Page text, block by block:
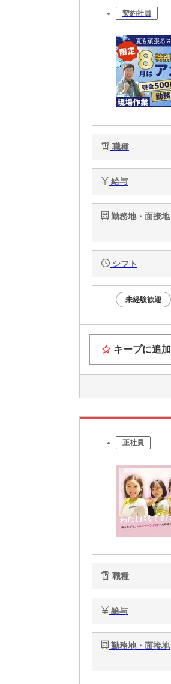
契約社員
職種
給与
勤務地・面接地
シフト
未経験歓迎
キープに追加
正社員
職種
給与
勤務地・面接地